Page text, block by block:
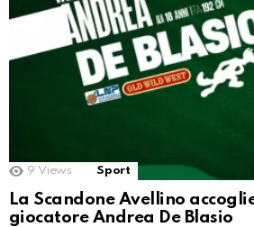
9 Views Sport
La Scandone Avellino
giocatore Andrea De Blasio